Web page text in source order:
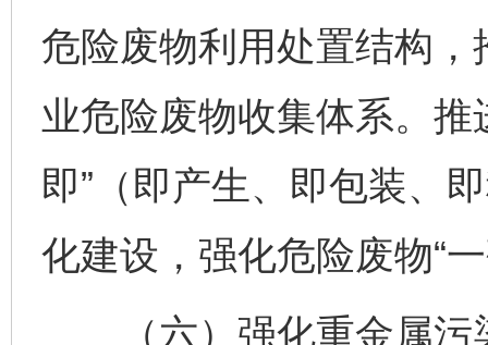
危险废物利用处置结构
业危险废物收集体系。
即”（即产生、即包装、
化建设，强化危险废物“
（六）强化重金属污